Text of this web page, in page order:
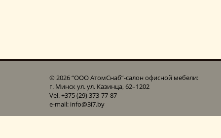
© 2026 “ООО АтомСнаб”-cалон офисной мебели:
г. Минск ул. ул. Казинца, 62–1202
Vel. +375 (29) 373-77-87
e-mail: info@3i7.by